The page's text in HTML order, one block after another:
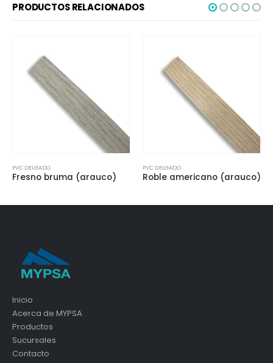
PRODUCTOS RELACIONADOS
PVC DELGADO
Fresno bruma (arauco)
PVC DELGADO
Roble americano (arauco)
Inicio
Acerca de MYPSA
Productos
Sucursales
Contacto